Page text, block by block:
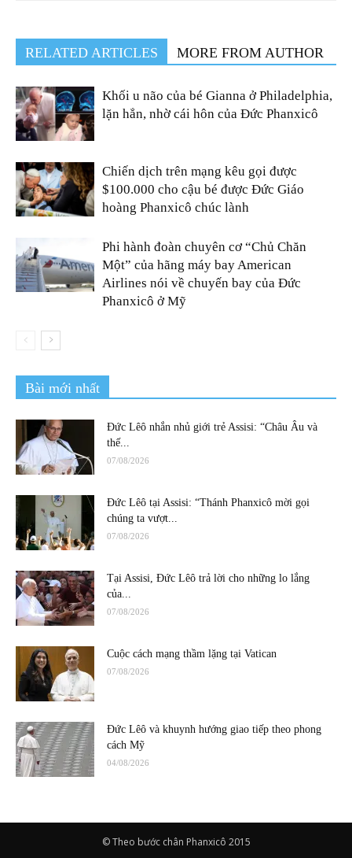
RELATED ARTICLES MORE FROM AUTHOR
Khối u não của bé Gianna ở Philadelphia,
lặn hẳn, nhờ cái hôn của Đức Phanxicô
Chiến dịch trên mạng kêu gọi được
$100.000 cho cậu bé được Đức Giáo
hoàng Phanxicô chúc lành
Phi hành đoàn chuyên cơ “Chủ Chăn
Một” của hãng máy bay American
Airlines nói về chuyến bay của Đức
Phanxicô ở Mỹ
Bài mới nhất
Đức Lêô nhắn nhủ giới trẻ Assisi: “Châu Âu và
thế...
07/08/2026
Đức Lêô tại Assisi: “Thánh Phanxicô mời gọi
chúng ta vượt...
07/08/2026
Tại Assisi, Đức Lêô trả lời cho những lo lắng
của...
07/08/2026
Cuộc cách mạng thầm lặng tại Vatican
07/08/2026
Đức Lêô và khuynh hướng giao tiếp theo phong
cách Mỹ
04/08/2026
© Theo bước chân Phanxicô 2015